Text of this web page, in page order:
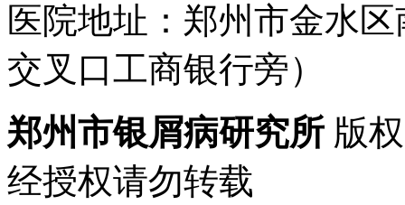
医院地址：郑州市金水
交叉口工商银行旁）
郑州市银屑病研究所 版
经授权请勿转载